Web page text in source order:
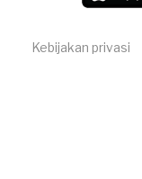
Kebijakan privasi